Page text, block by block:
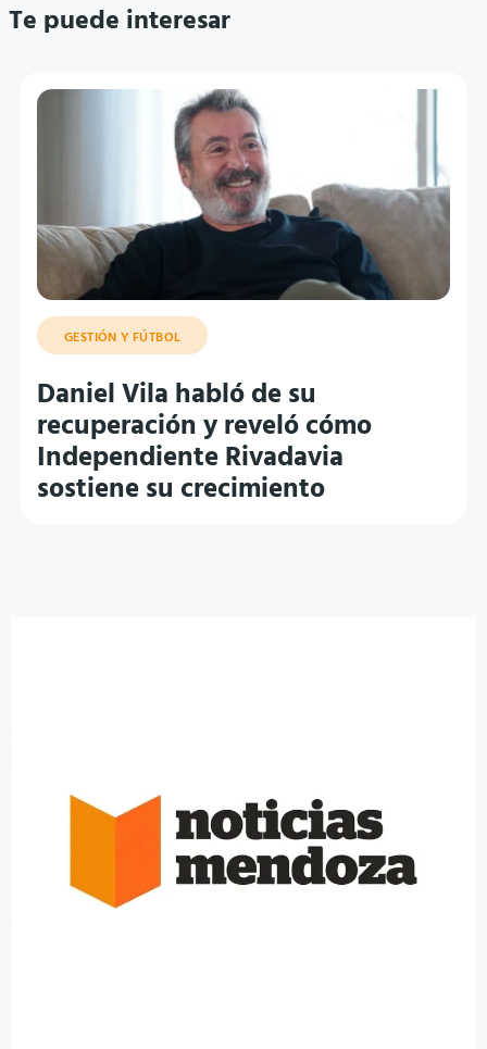
Te puede interesar
GESTIÓN Y FÚTBOL
Daniel Vila habló de su
recuperación y reveló cómo
Independiente Rivadavia
sostiene su crecimiento